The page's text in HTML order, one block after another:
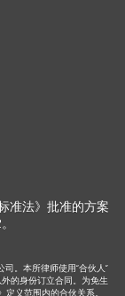
准法》批准的方案
。本所律师使用“合伙人”
的身份订立合同。为免生
义范围内的合伙关系。